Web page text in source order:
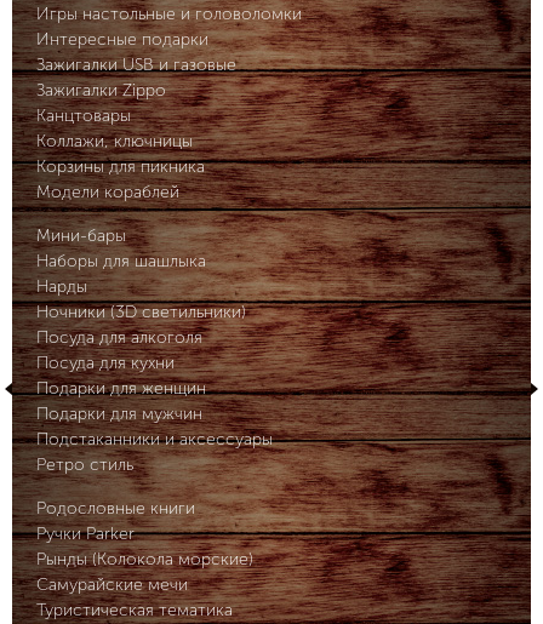
Игры настольные и головоломки
Интересные подарки
Зажигалки USB и газовые
Зажигалки Zippo
Канцтовары
Коллажи, ключницы
Корзины для пикника
Модели кораблей
Мини-бары
Наборы для шашлыка
Нарды
Ночники (3D светильники)
Посуда для алкоголя
Посуда для кухни
Подарки для женщин
Подарки для мужчин
Подстаканники и аксессуары
Ретро стиль
Родословные книги
Ручки Parker
Рынды (Колокола морские)
Самурайские мечи
Туристическая тематика